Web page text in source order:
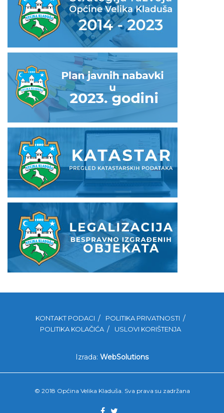
KONTAKT PODACI
POLITIKA PRIVATNOSTI
POLITIKA KOLAČIĆA
USLOVI KORIŠTENJA
Izrada: WebSolutions
© 2018 Općina Velika Kladuša. Sva prava su zadržana